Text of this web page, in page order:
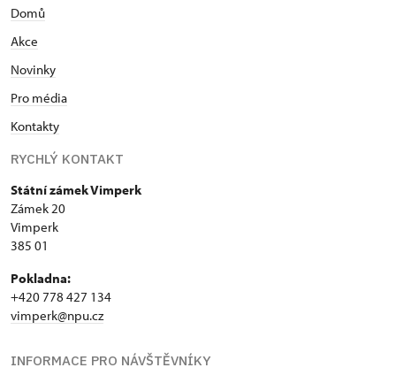
Domů
Akce
Novinky
Pro média
Kontakty
RYCHLÝ KONTAKT
Státní zámek Vimperk
Zámek 20
Vimperk
385 01
Pokladna:
+420 778 427 134
vimperk@npu.cz
INFORMACE PRO NÁVŠTĚVNÍKY